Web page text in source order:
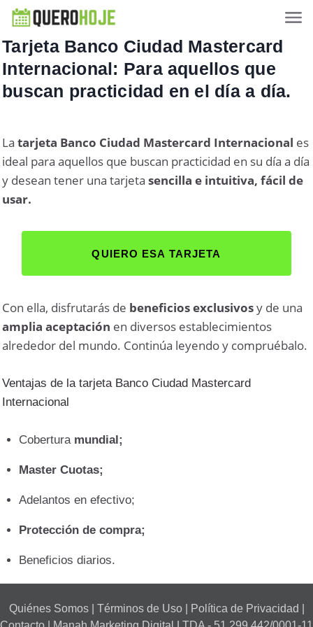
Tarjeta Banco Ciudad Mastercard
Internacional: Para aquellos que
buscan practicidad en el día a día.
La tarjeta Banco Ciudad Mastercard Internacional es
ideal para aquellos que buscan practicidad en su día a día
y desean tener una tarjetasencilla e intuitiva, fácil de
usar.
QUIERO ESA TARJETA
Con ella, disfrutarás de beneficios exclusivosy de una
amplia aceptación en diversos establecimientos
alrededor del mundo. Continúa leyendo y compruébalo.
Ventajas de la tarjeta Banco Ciudad Mastercard
Internacional
Cobertura mundial;
Master Cuotas;
Adelantos en efectivo;
Protección de compra;
Beneficios diarios.
Quiénes Somos| Términos de Uso| Política de Privacidad